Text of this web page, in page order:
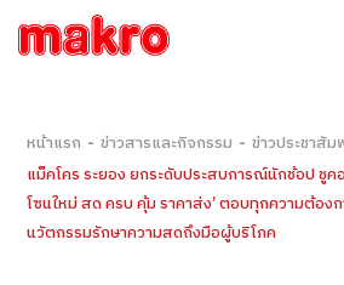
หน้าแรก - ข่าวสารและกิจกรรม - ข่าวประชาสั
แม็คโคร ระยอง ยกระดับประสบการณ์นักช้อป ชูค
โซนใหม่ สด ครบ คุ้ม ราคาส่ง’ ตอบทุกความต้อง
นวัตกรรมรักษาความสดถึงมือผู้บริโภค